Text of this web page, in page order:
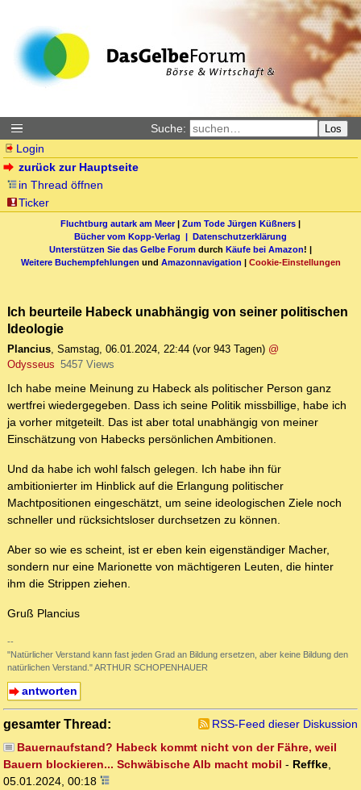
Suche: Los
Login
zurück zur Hauptseite
in Thread öffnen
Ticker
Fluchtburg autark am Meer| Zum Tode Jürgen Küßners |
Bücher vom Kopp-Verlag | Datenschutzerklärung
Unterstützen Sie das Gelbe Forum durch Käufe bei Amazon! |
Weitere Buchempfehlungen und Amazonnavigation | Cookie-Einstellungen
Ich beurteile Habeck unabhängig von seiner politischen
Ideologie
Plancius, Samstag, 06.01.2024, 22:44 (vor 943 Tagen) @
Odysseus 5457 Views
Ich habe meine Meinung zu Habeck als politischer Person ganz
wertfrei wiedergegeben. Dass ich seine Politik missbillige, habe ich
ja vorher mitgeteilt. Das ist aber total unabhängig von meiner
Einschätzung von Habecks persönlichen Ambitionen.
Und da habe ich wohl falsch gelegen. Ich habe ihn für
ambitionierter im Hinblick auf die Erlangung politischer
Machtpositionen eingeschätzt, um seine ideologischen Ziele noch
schneller und rücksichtsloser durchsetzen zu können.
Aber so wie es scheint, ist er eben kein eigenständiger Macher,
sondern nur eine Marionette von mächtigeren Leuten, die hinter
ihm die Strippen ziehen.
Gruß Plancius
--
"Natürlicher Verstand kann fast jeden Grad an Bildung ersetzen, aber keine Bildung den
natürlichen Verstand." ARTHUR SCHOPENHAUER
antworten
gesamter Thread:
RSS-Feed dieser Diskussion
Bauernaufstand? Habeck kommt nicht von der Fähre, weil
Bauern blockieren... Schwäbische Alb macht mobil - Reffke,
05.01.2024, 00:18